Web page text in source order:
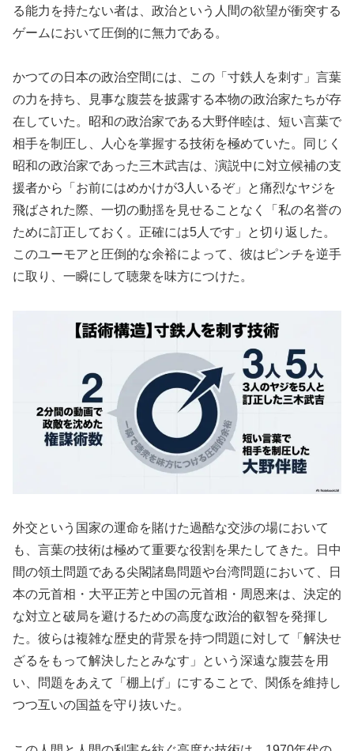
る能力を持たない者は、政治という人間の欲望が衝突する
ゲームにおいて圧倒的に無力である。
かつての日本の政治空間には、この「寸鉄人を刺す」言葉
の力を持ち、見事な腹芸を披露する本物の政治家たちが存
在していた。昭和の政治家である大野伴睦は、短い言葉で
相手を制圧し、人心を掌握する技術を極めていた。同じく
昭和の政治家であった三木武吉は、演説中に対立候補の支
援者から「お前にはめかけが3人いるぞ」と痛烈なヤジを
飛ばされた際、一切の動揺を見せることなく「私の名誉の
ために訂正しておく。正確には5人です」と切り返した。
このユーモアと圧倒的な余裕によって、彼はピンチを逆手
に取り、一瞬にして聴衆を味方につけた。
外交という国家の運命を賭けた過酷な交渉の場において
も、言葉の技術は極めて重要な役割を果たしてきた。日中
間の領土問題である尖閣諸島問題や台湾問題において、日
本の元首相・大平正芳と中国の元首相・周恩来は、決定的
な対立と破局を避けるための高度な政治的叡智を発揮し
た。彼らは複雑な歴史的背景を持つ問題に対して「解決せ
ざるをもって解決したとみなす」という深遠な腹芸を用
い、問題をあえて「棚上げ」にすることで、関係を維持し
つつ互いの国益を守り抜いた。